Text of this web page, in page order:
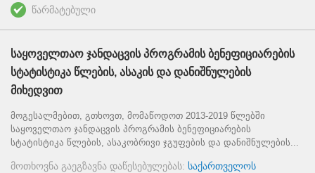
წარმატებული
საყოველთაო ჯანდაცვის პროგრამის ბენეფიციარების
სტატისტიკა წლების, ასაკის და დანიშნულების
მიხედვით
მოგესალმებით, გთხოვთ, მომაწოდოთ 2013-2019 წლებში
საყოველთაო ჯანდაცვის პროგრამის ბენეფიციარების
სტატისტიკა წლების, ასაკობრივი ჯგუფების და დანიშნულების...
მოთხოვნა გაეგზავნა დაწესებულებას: საქართველოს